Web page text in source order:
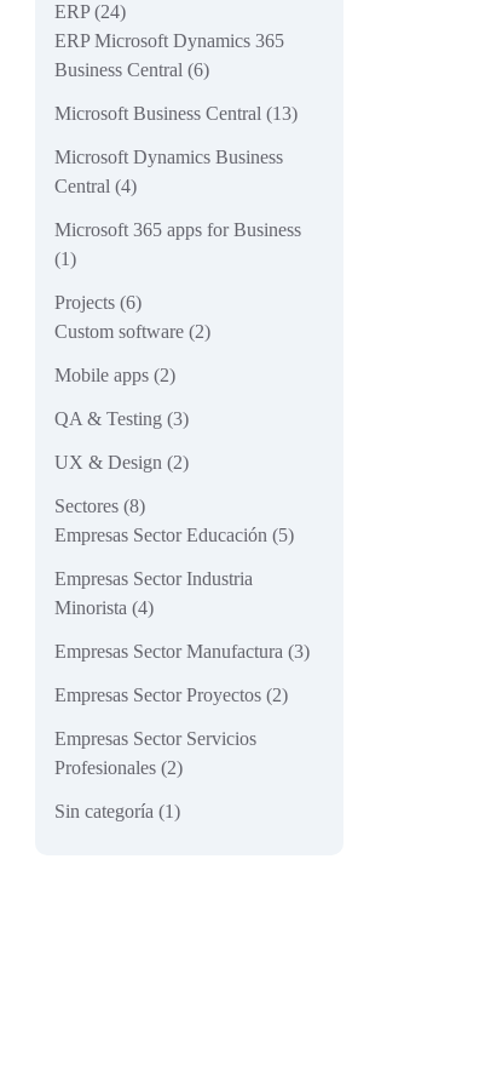
ERP(24)
ERP Microsoft Dynamics 365
Business Central (6)
Microsoft Business Central (13)
Microsoft Dynamics Business
Central (4)
Microsoft 365 apps for Business
(1)
Projects (6)
Custom software (2)
Mobile apps (2)
QA & Testing (3)
UX & Design (2)
Sectores (8)
Empresas Sector Educación (5)
Empresas Sector Industria
Minorista (4)
Empresas Sector Manufactura (3)
Empresas Sector Proyectos (2)
Empresas Sector Servicios
Profesionales (2)
Sin categoría (1)